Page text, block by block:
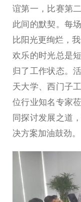
谊第一，比赛第
此间的默契。每
比阳光更绚烂，
欢乐的时光总是
归了工作状态。
天大学、西门子
位行业知名专家
同探讨发展之道
决方案加油鼓劲。